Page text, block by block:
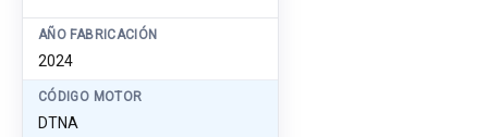
AÑO FABRICACIÓN
2024
CÓDIGO MOTOR
DTNA